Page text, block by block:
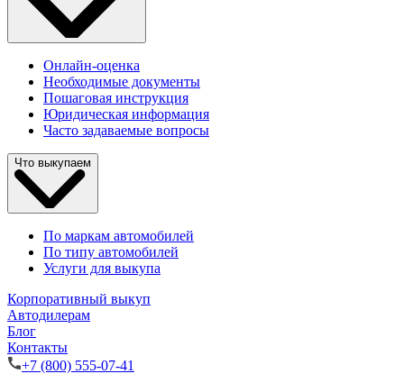
Онлайн-оценка
Необходимые документы
Пошаговая инструкция
Юридическая информация
Часто задаваемые вопросы
Что выкупаем
По маркам автомобилей
По типу автомобилей
Услуги для выкупа
Корпоративный выкуп
Автодилерам
Блог
Контакты
+7 (800) 555-07-41